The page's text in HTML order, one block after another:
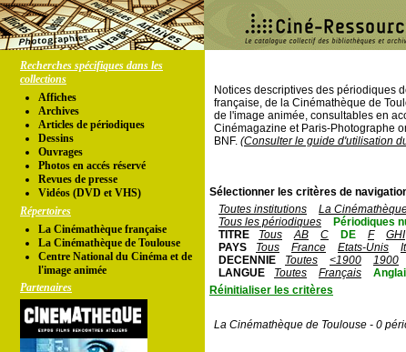
Recherches spécifiques dans les
collections
Affiches
Archives
Articles de périodiques
Dessins
Ouvrages
Photos en accés réservé
Revues de presse
Vidéos (DVD et VHS)
Répertoires
La Cinémathèque française
La Cinémathèque de Toulouse
Centre National du Cinéma et de
l'image animée
Partenaires
Notices descriptives des périodiques
française, de la Cinémathèque de
de l'image animée, consultables en
Cinémagazine et Paris-Photographe
BNF. (Consulter le guide d'utilisation
Sélectionner les critères de
Toutes institutions
La
Tous les périodiques
Périodiques
TITRE
Tous AB C DE F GHI
PAYS
Tous France Etats-Unis
DECENNIE
Toutes <1900 1900
LANGUE
Toutes Français
Réinitialiser les critères
La Cinémathèque de Toulouse - 0